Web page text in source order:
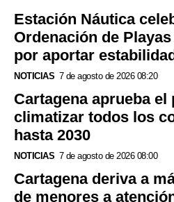
Estación Náutica
Ordenación de
por aportar
NOTICIAS 7 de agosto de 2026 08:20
Cartagena aprueba el
climatizar todos los
hasta 2030
NOTICIAS 7 de agosto de 2026 08:00
Cartagena deriva a
de menores a